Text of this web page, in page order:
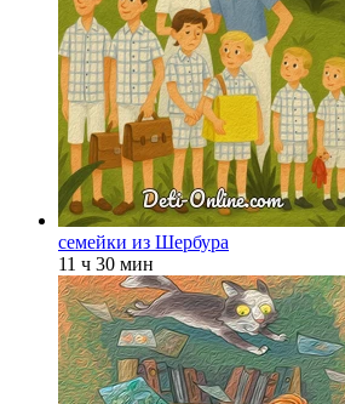
семейки из Шербура
11 ч 30 мин